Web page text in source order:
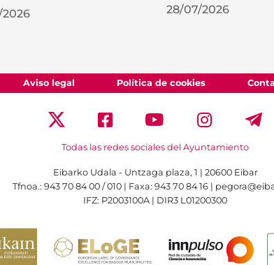
28/07/2026
Aviso legal Política de cookies
Todas las redes sociales del Ayuntamiento
Eibarko Udala - Untzaga plaza, 1 | 20600 Eibar
Tfnoa.: 943 70 84 00 / 010 | Faxa: 943 70 84 16 |
IFZ: P2003100A | DIR3 L01200300